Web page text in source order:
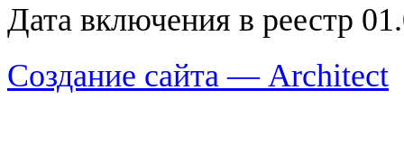
Дата включения в реестр
Создание сайта — Architect